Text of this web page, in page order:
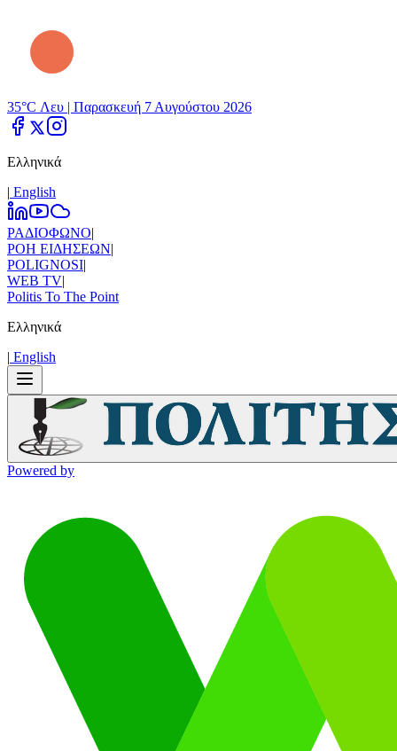
35°C Λευ | Παρασκευή 7 Αυγούστου 2026
Ελληνικά
| Εnglish
ΡΑΔΙΟΦΩΝΟ|
ΡΟΗ ΕΙΔΗΣΕΩΝ|
POLIGNOSI|
WEB TV|
Politis To The Point
Ελληνικά
| Εnglish
Powered by